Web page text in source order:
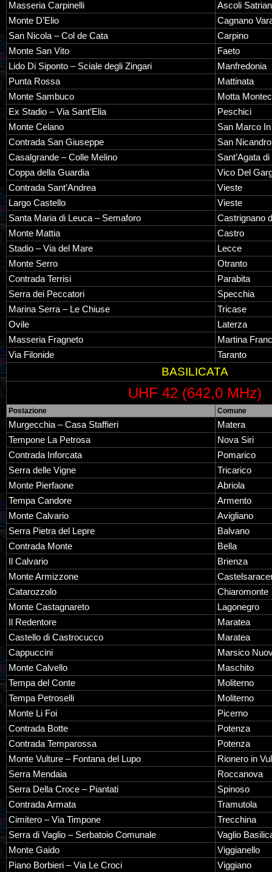
Masseria Carpinelli
Ascoli
Monte D’Elio
Cagnano
San Nicola – Col de Cata
Carpino
Monte San Vito
Faeto
Lido Di Siponto – Sciale degli Zingari
Manfredonia
Punta Rossa
Mattinata
Monte Sambuco
Motta
Ex Stadio – Via Sant’Elia
Peschici
Monte Celano
San Marco
Contrada San Giuseppe
San
Casalgrande – Colle Melino
Sant’Agata
Coppa della Guardia
Vico Del
Contrada Sant’Andrea
Vieste
Largo Castello
Vieste
Santa Maria di Leuca – Semaforo
Castrignano
Monte Mattia
Castro
Stadio – Via del Mare
Lecce
Monte Serro
Otranto
Contrada Terrisi
Parabita
Serra dei Peccatori
Specchia
Marina Serra – Le Chiuse
Tricase
Ovile
Laterza
Masseria Fragneto
Martina
Via Filonide
Taranto
BASILICATA
UHF 42 (642,0 MHz)
Postazione Comune
Murgecchia – Casa Staffieri
Matera
Tempone La Petrosa
Nova Siri
Contrada Inforcata
Pomarico
Serra delle Vigne
Tricarico
Monte Pierfaone
Abriola
Tempa Candore
Armento
Monte Calvario
Avigliano
Serra Pietra del Lepre
Balvano
Contrada Monte
Bella
Il Calvario
Brienza
Monte Armizzone
Catarozzolo
Chiaromonte
Monte Castagnareto
Lagonegro
Il Redentore
Maratea
Castello di Castrocucco
Maratea
Cappuccini
Marsico
Monte Calvello
Maschito
Tempa del Conte
Moliterno
Tempa Petroselli
Moliterno
Monte Li Foi
Picerno
Contrada Botte
Potenza
Contrada Temparossa
Potenza
Monte Vulture – Fontana del Lupo
Rionero in
Serra Mendaia
Roccanova
Serra Della Croce – Piantati
Spinoso
Contrada Armata
Tramutola
Cimitero – Via Timpone
Trecchina
Serra di Vaglio – Serbatoio Comunale
Vaglio
Monte Gaido
Viggianello
Piano Borbieri – Via Le Croci
Viggiano